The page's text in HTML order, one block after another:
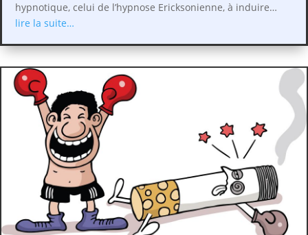
hypnotique, celui de l’hypnose Ericksonienne, à induire…
lire la suite…